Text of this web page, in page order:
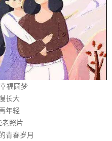
福圆梦
长大
年轻
老照片
青春岁月